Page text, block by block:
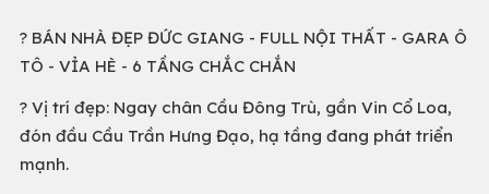
? BÁN NHÀ ĐẸP ĐỨC GIANG - FULL NỘI THẤT - GARA Ô
TÔ - VỈA HÈ - 6 TẦNG CHẮC CHẮN
? Vị trí đẹp: Ngay chân Cầu Đông Trù, gần Vin Cổ Loa,
đón đầu Cầu Trần Hưng Đạo, hạ tầng đang phát triển
mạnh.